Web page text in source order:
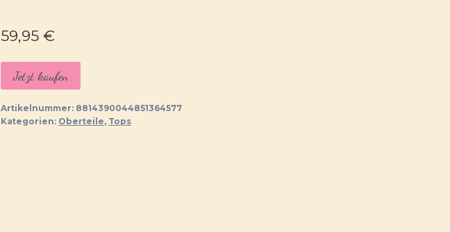
59,95 €
Jetzt kaufen
Artikelnummer: 8814390044851364577
Kategorien: Oberteile, Tops